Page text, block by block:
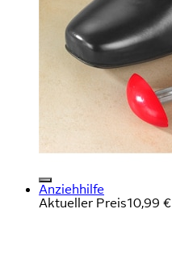
Anziehhilfe
Aktueller Preis10,99 €